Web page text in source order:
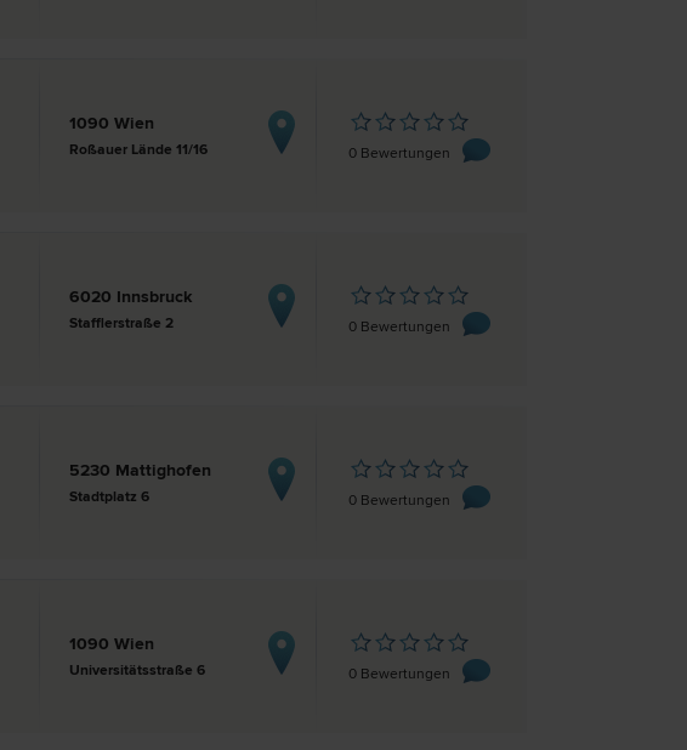
1090 Wien
Roßauer Lände 11/16 0 Bewertungen
6020 Innsbruck
Stafflerstraße 2 0 Bewertungen
5230 Mattighofen
Stadtplatz 6 0 Bewertungen
1090 Wien
Universitätsstraße 6 0 Bewertungen